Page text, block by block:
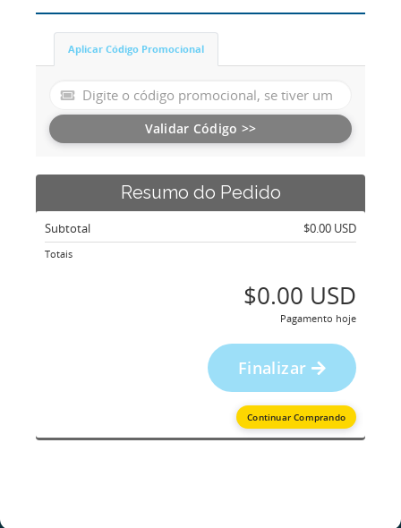
Aplicar Código Promocional
Validar Código >>
Resumo do Pedido
Subtotal $0.00 USD
Totais
$0.00 USD
Pagamento hoje
Finalizar
Continuar Comprando